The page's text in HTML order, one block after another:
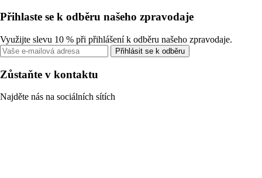
Přihlaste se k odběru našeho zpravodaje
Využijte slevu 10 % při přihlášení k odběru našeho zpravodaje.
Přihlásit se k odběru
Zůstaňte v kontaktu
Najděte nás na sociálních sítích